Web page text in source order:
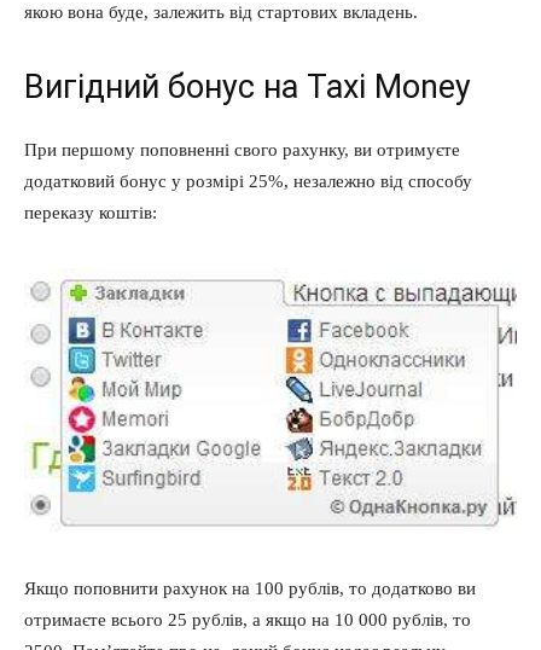
якою вона буде, залежить від стартових вкладень.
Вигідний бонус на Taxi Money
При першому поповненні свого рахунку, ви отримуєте
додатковий бонус у розмірі 25%, незалежно від способу
переказу коштів:
Якщо поповнити рахунок на 100 рублів, то додатково ви
отримаєте всього 25 рублів, а якщо на 10 000 рублів, то